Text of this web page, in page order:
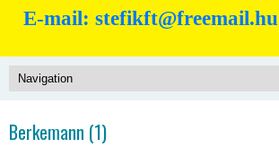
E-mail: stefikft@freemail.hu
Berkemann (1)